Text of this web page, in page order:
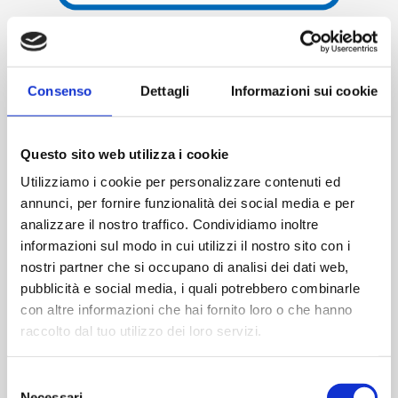
Consenso Dettagli Informazioni sui cookie
Questo sito web utilizza i cookie
Utilizziamo i cookie per personalizzare contenuti ed
annunci, per fornire funzionalità dei social media e per
analizzare il nostro traffico. Condividiamo inoltre
informazioni sul modo in cui utilizzi il nostro sito con i
nostri partner che si occupano di analisi dei dati web,
pubblicità e social media, i quali potrebbero combinarle
con altre informazioni che hai fornito loro o che hanno
raccolto dal tuo utilizzo dei loro servizi.
Skip to the beginning of the images gallery
Marshalling, in modalità e-learning
ACQUISTA